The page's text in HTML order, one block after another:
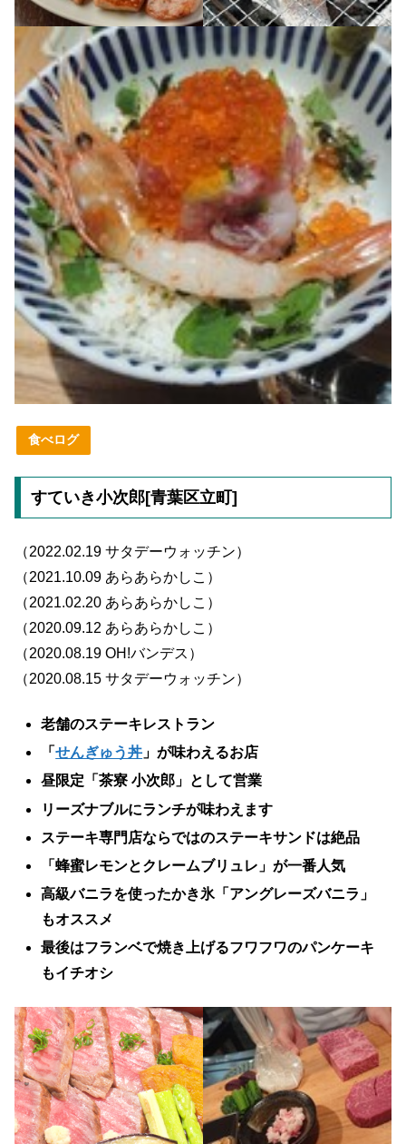
食べログ
すていき小次郎[青葉区立町]
（2022.02.19 サタデーウォッチン）
（2021.10.09 あらあらかしこ）
（2021.02.20 あらあらかしこ）
（2020.09.12 あらあらかしこ）
（2020.08.19 OH!バンデス）
（2020.08.15 サタデーウォッチン）
老舗のステーキレストラン
「せんぎゅう丼 」が味わえるお店
昼限定「茶寮 小次郎」として営業
リーズナブルにランチが味わえます
ステーキ専門店ならではのステーキサンドは絶品
「蜂蜜レモンとクレームブリュレ」が一番人気
高級バニラを使ったかき氷「アングレーズバニラ」
もオススメ
最後はフランベで焼き上げるフワフワのパンケーキ
もイチオシ